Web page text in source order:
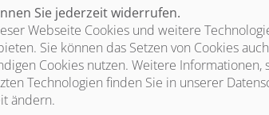
Sie jederzeit widerrufen.
Webseite Cookies und weitere
Sie können das Setzen von Cookies
Cookies nutzen. Weitere
Technologien finden Sie in unserer
ändern.